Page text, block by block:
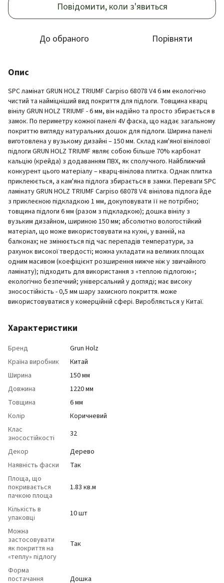
Повідомити, коли з'явиться
До обраного Порівняти
Опис
SPC ламінат GRUN HOLZ TRIUMF Carpiso 68078 V4 6 мм екологічно
чистий та найміцніший вид покриття для підлоги. Товщина кварц
вінілу GRUN HOLZ TRIUMF - 6 мм, він надійно та просто збирається в
замок. По периметру кожної панелі 4V фаска, що надає загальному
покриттю вигляду натуральних дошок для підлоги. Ширина панелі
виготовлена у вузькому дизайні – 150 мм. Склад кам'яної вінілової
підлоги GRUN HOLZ TRIUMF являє собою більше 70% карбонат
кальцію (крейда) з додаванням ПВХ, як сполучного. Найближчий
конкурент цього матеріалу – кварц-вінілова плитка. Однак плитка
приклеюється, а кам'яна підлога збирається в замки. Переваги SPC
ламінату GRUN HOLZ TRIUMF Carpiso 68078 V4: вінілова підлога йде
з приклеєною підкладкою 1 мм, докуповувати її не потрібно;
товщина підлоги 6 мм (разом з підкладкою); дошка вінілу з
вузьким дизайном, шириною 150 мм; абсолютно вологостійкий
матеріал, що може використовувати на кухні, у ванній, на
балконах; не змінюється під час перепадів температури, за
рахунок високої твердості; можна укладати на великих площах
одним масивом (коефіцієнт розширення нижче ніж у звичайного
ламінату); підходить для використання з «теплою підлогою»;
екологічно безпечний; універсальний у догляді; має високу
зносостійкість - 0,5 мм шару захисного покриття. може
використовуватися у комерційній сфері. Виробляється у Китаї.
Характеристики
Бренд
Grun Holz
Країна виробник
Китай
Ширина
150 мм
Довжина
1220 мм
Товщина
6 мм
Колір
Коричневий
Клас
зносостійкості
32
Декор
Дерево
Наявність фаски
Так
Площа, що
покривається
пачкою площа
1.83 кв.м
Кількість в
упаковці
10 шт
Можна
застосовувати
як покриття на
«теплу» підлогу
Так
Форма
постачання
Дошка